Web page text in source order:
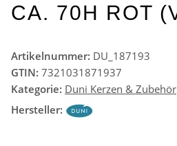
CA. 70H ROT
Artikelnummer: DU_187193
GTIN: 7321031871937
Kategorie: Duni Kerzen & Zubehör
Hersteller: